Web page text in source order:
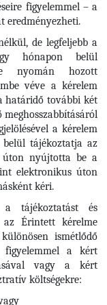
figyelemmel – a
eredményezheti.
de legfeljebb a
hónapon belül
nyomán hozott
véve a kérelem
határidő további két
a kérelem
belül tájékoztatja az
úton nyújtotta be a
elektronikus úton
kéri.
tájékoztatást és
az Érintett kérelme
ismétlődő
a kért
vagy a kért
költségekre: